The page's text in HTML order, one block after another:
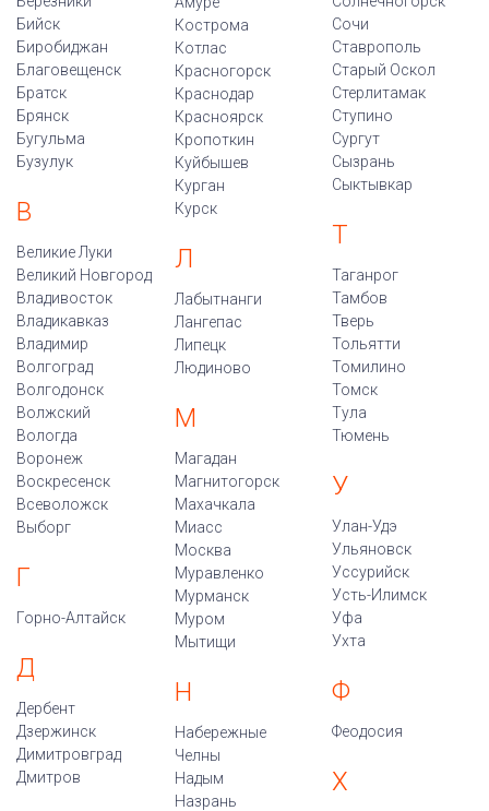
Бийск
Биробиджан
Благовещенск
Братск
Брянск
Бугульма
Бузулук
В
Великие Луки
Великий Новгород
Владивосток
Владикавказ
Владимир
Волгоград
Волгодонск
Волжский
Вологда
Воронеж
Воскресенск
Всеволожск
Выборг
Г
Горно-Алтайск
Д
Дербент
Дзержинск
Димитровград
Дмитров
Кострома
Котлас
Красногорск
Краснодар
Красноярск
Кропоткин
Куйбышев
Курган
Курск
Л
Лабытнанги
Лангепас
Липецк
Людиново
М
Магадан
Магнитогорск
Махачкала
Миасс
Москва
Муравленко
Мурманск
Муром
Мытищи
Н
Набережные
Челны
Надым
Назрань
Сочи
Ставрополь
Старый Оскол
Стерлитамак
Ступино
Сургут
Сызрань
Сыктывкар
Т
Таганрог
Тамбов
Тверь
Тольятти
Томилино
Томск
Тула
Тюмень
У
Улан-Удэ
Ульяновск
Уссурийск
Усть-Илимск
Уфа
Ухта
Ф
Феодосия
Х